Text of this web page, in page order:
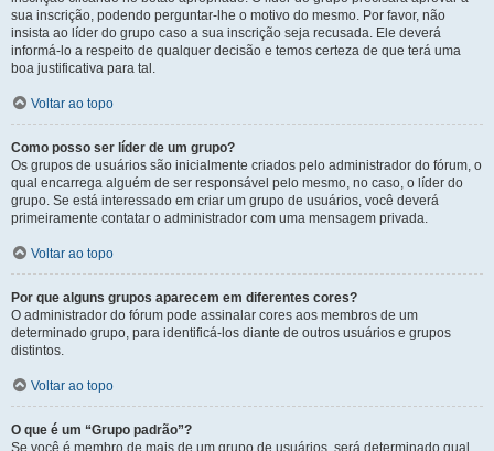
sua inscrição, podendo perguntar-lhe o motivo do mesmo. Por favor, não
insista ao líder do grupo caso a sua inscrição seja recusada. Ele deverá
informá-lo a respeito de qualquer decisão e temos certeza de que terá uma
boa justificativa para tal.
Voltar ao topo
Como posso ser líder de um grupo?
Os grupos de usuários são inicialmente criados pelo administrador do fórum, o
qual encarrega alguém de ser responsável pelo mesmo, no caso, o líder do
grupo. Se está interessado em criar um grupo de usuários, você deverá
primeiramente contatar o administrador com uma mensagem privada.
Voltar ao topo
Por que alguns grupos aparecem em diferentes cores?
O administrador do fórum pode assinalar cores aos membros de um
determinado grupo, para identificá-los diante de outros usuários e grupos
distintos.
Voltar ao topo
O que é um “Grupo padrão”?
Se você é membro de mais de um grupo de usuários, será determinado qual